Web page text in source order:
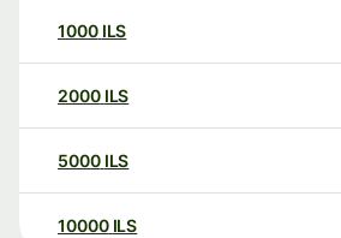
1000 ILS
2000 ILS
5000 ILS
10000 ILS